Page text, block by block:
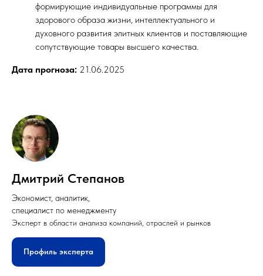
формирующие индивидуальные программы для
здорового образа жизни, интеллектуального и
духовного развития элитных клиентов и поставляющие
сопутствующие товары высшего качества.
Дата прогноза: 21.06.2025
Дмитрий Степанов
Экономист, аналитик,
специалист по менеджменту
Эксперт в области анализа компаний, отраслей и рынков
Профиль эксперта